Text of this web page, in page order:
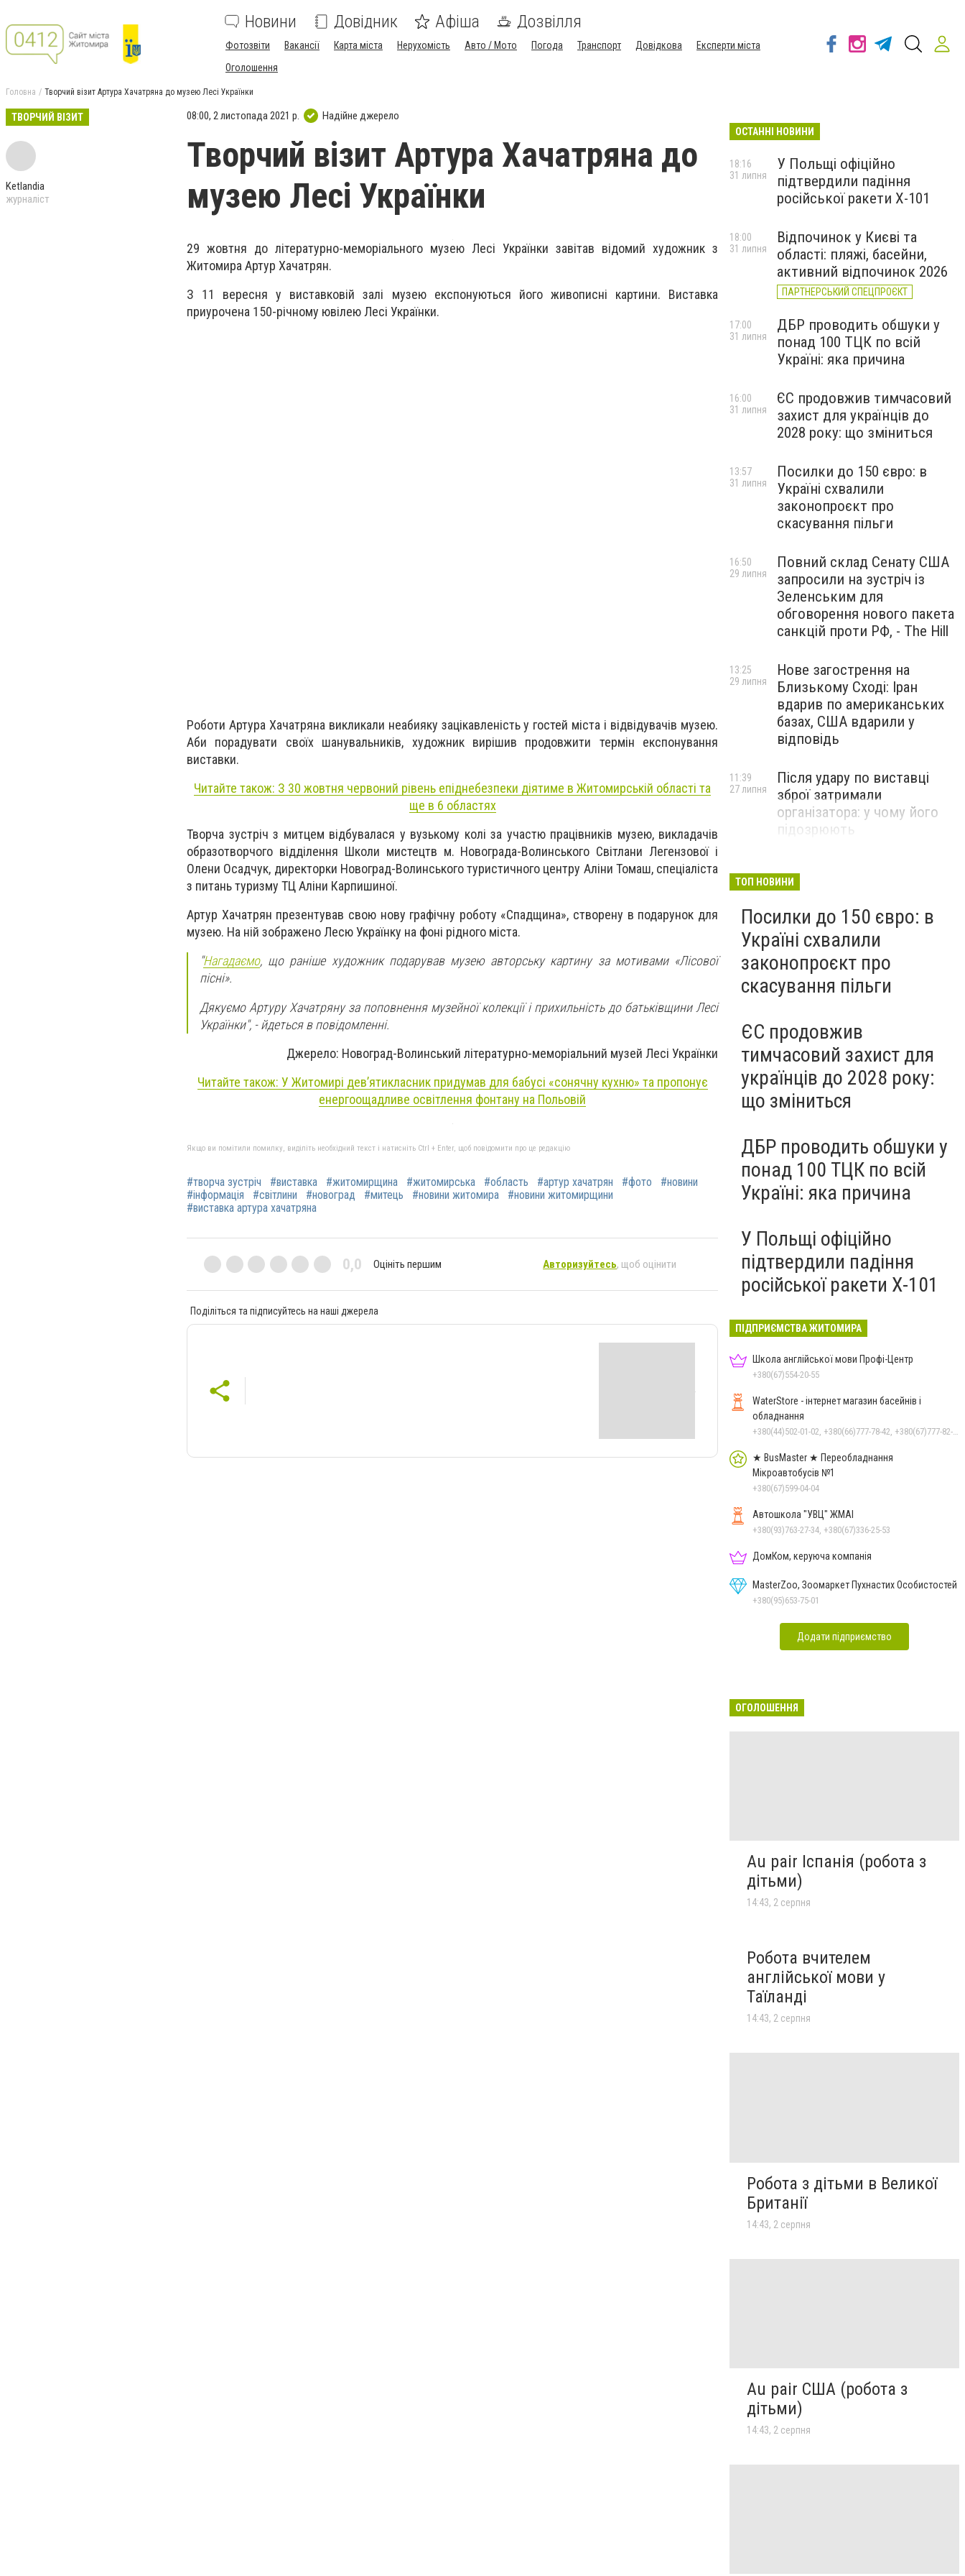
Новини Довідник Афіша Дозвілля
Фотозвіти Вакансії Карта міста Нерухомість Авто / Мото Погода Транспорт Довідкова
Експерти міста
Оголошення
Головна Творчий візит Артура Хачатряна до музею Лесі Українки
ТВОРЧИЙ ВІЗИТ
Ketlandia
журналіст
08:00, 2 листопада 2021 р. Надійне джерело
Творчий візит Артура Хачатряна до
музею Лесі Українки
29 жовтня до літературно-меморіального музею Лесі Українки завітав відомий художник з
Житомира Артур Хачатрян.
З 11 вересня у виставковій залі музею експонуються його живописні картини. Виставка
приурочена 150-річному ювілею Лесі Українки.
Роботи Артура Хачатряна викликали неабияку зацікавленість у гостей міста і відвідувачів музею.
Аби порадувати своїх шанувальників, художник вирішив продовжити термін експонування
виставки.
Читайте також: З 30 жовтня червоний рівень епіднебезпеки діятиме в Житомирській області та
ще в 6 областях
Творча зустріч з митцем відбувалася у вузькому колі за участю працівників музею, викладачів
образотворчого відділення Школи мистецтв м. Новограда-Волинського Світлани Легензової і
Олени Осадчук, директорки Новоград-Волинського туристичного центру Аліни Томаш, спеціаліста
з питань туризму ТЦ Аліни Карпишиної.
Артур Хачатрян презентував свою нову графічну роботу «Спадщина», створену в подарунок для
музею. На ній зображено Лесю Українку на фоні рідного міста.
"Нагадаємо, що раніше художник подарував музею авторську картину за мотивами «Лісової
пісні».
Дякуємо Артуру Хачатряну за поповнення музейної колекції і прихильність до батьківщини Лесі
Українки", - йдеться в повідомленні.
Джерело: Новоград-Волинський літературно-меморіальний музей Лесі Українки
Читайте також: У Житомирі дев’ятикласник придумав для бабусі «сонячну кухню» та пропонує
енергоощадливе освітлення фонтану на Польовій
Якщо ви помітили помилку, виділіть необхідний текст і натисніть Ctrl + Enter, щоб повідомити про це редакцію
#творча зустріч #виставка #житомирщина #житомирська #область #артур хачатрян #фото
#новини
#інформація
#світлини #новоград #митець #новини житомира
#новини житомирщини
#виставка артура хачатряна
0,0 Оцініть першим Авторизуйтесь, щоб оцінити
Поділіться та підписуйтесь на наші джерела
ОСТАННІ НОВИНИ
У Польщі офіційно
підтвердили падіння
російської ракети Х-101
18:16
31 липня
Відпочинок у Києві та
області: пляжі, басейни,
активний відпочинок 2026
ПАРТНЕРСЬКИЙ СПЕЦПРОЄКТ
18:00
31 липня
ДБР проводить обшуки у
понад 100 ТЦК по всій
Україні: яка причина
17:00
31 липня
ЄС продовжив тимчасовий
захист для українців до
2028 року: що зміниться
16:00
31 липня
Посилки до 150 євро: в
Україні схвалили
законопроєкт про
скасування пільги
13:57
31 липня
Повний склад Сенату США
запросили на зустріч із
Зеленським для
обговорення нового пакета
санкцій проти РФ, - The Hill
16:50
29 липня
Нове загострення на
Близькому Сході: Іран
вдарив по американських
базах, США вдарили у
відповідь
13:25
29 липня
Після удару по виставці
зброї затримали
організатора: у чому його
підозрюють
11:39
27 липня
ТОП НОВИНИ
Посилки до 150 євро: в
Україні схвалили
законопроєкт про
скасування пільги
ЄС продовжив
тимчасовий захист для
українців до 2028 року:
що зміниться
ДБР проводить обшуки у
понад 100 ТЦК по всій
Україні: яка причина
У Польщі офіційно
підтвердили падіння
російської ракети Х-101
ПІДПРИЄМСТВА ЖИТОМИРА
Школа англійської мови Профі-Центр
+380(67)554-20-55
WaterStore - інтернет магазин басейнів і
обладнання
+380(44)502-01-02, +380(66)777-78-42, +380(67)777-82-19, +380(67)890-80-80, +380(73)890-80-80, +380(44)502-01-03
★ BusMaster ★ Переобладнання
Мікроавтобусів №1
+380(67)599-04-04
Автошкола "УВЦ" ЖМАІ
+380(93)763-27-34, +380(67)336-25-53
ДомКом, керуюча компанія
MasterZoo, Зоомаркет Пухнастих Особистостей
+380(95)653-75-01
Додати підприємство
ОГОЛОШЕННЯ
Au pair Іспанія (робота з
дітьми)
14:43, 2 серпня
Робота вчителем
англійської мови у
Таїланді
14:43, 2 серпня
Робота з дітьми в Великої
Британії
14:43, 2 серпня
Au pair США (робота з
дітьми)
14:43, 2 серпня